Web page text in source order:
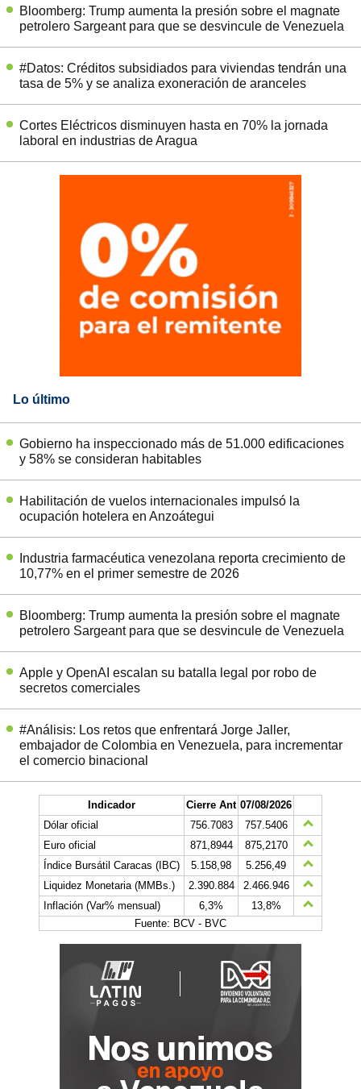
Bloomberg: Trump aumenta la presión sobre el magnate
petrolero Sargeant para que se desvincule de Venezuela
#Datos: Créditos subsidiados para viviendas tendrán una
tasa de 5% y se analiza exoneración de aranceles
Cortes Eléctricos disminuyen hasta en 70% la jornada
laboral en industrias de Aragua
Lo último
Gobierno ha inspeccionado más de 51.000 edificaciones
y 58% se consideran habitables
Habilitación de vuelos internacionales impulsó la
ocupación hotelera en Anzoátegui
Industria farmacéutica venezolana reporta crecimiento de
10,77% en el primer semestre de 2026
Bloomberg: Trump aumenta la presión sobre el magnate
petrolero Sargeant para que se desvincule de Venezuela
Apple y OpenAI escalan su batalla legal por robo de
secretos comerciales
#Análisis: Los retos que enfrentará Jorge Jaller,
embajador de Colombia en Venezuela, para incrementar
el comercio binacional
Indicador Cierre Ant 07/08/2026
Dólar oficial
756.7083
757.5406
Euro oficial
871,8944
875,2170
Índice Bursátil Caracas (IBC)
5.158,98
5.256,49
Liquidez Monetaria (MMBs.)
2.390.884
2.466.946
Inflación (Var% mensual)
6,3%
13,8%
Fuente: BCV - BVC